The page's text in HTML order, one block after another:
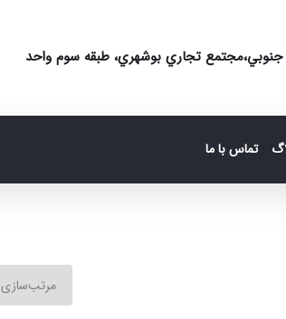
جنوبي،مجتمع تجاري بوشهري، طبقه سوم واحد
تماس با ما